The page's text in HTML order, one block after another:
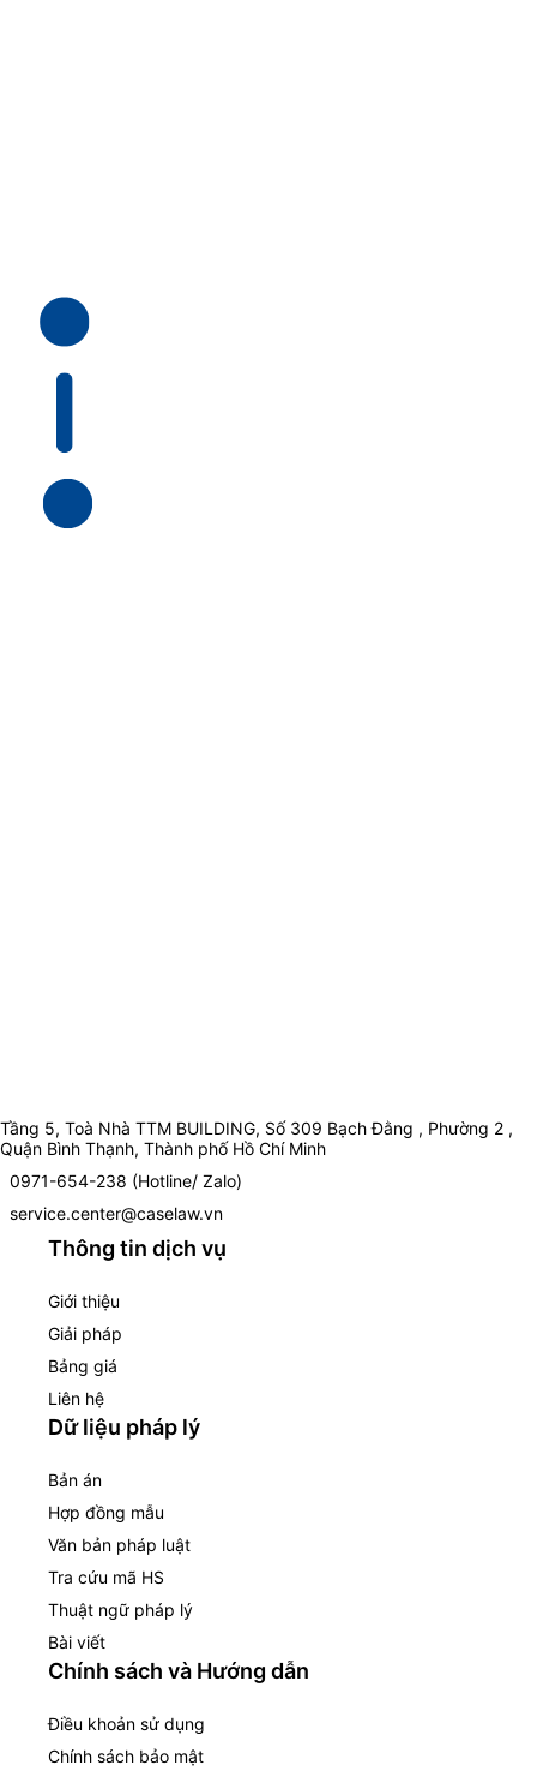
Tầng 5, Toà Nhà TTM BUILDING, Số 309 Bạch Đằng , Phường 2 ,
Quận Bình Thạnh, Thành phố Hồ Chí Minh
0971-654-238 (Hotline/ Zalo)
service.center@caselaw.vn
Thông tin dịch vụ
Giới thiệu
Giải pháp
Bảng giá
Liên hệ
Dữ liệu pháp lý
Bản án
Hợp đồng mẫu
Văn bản pháp luật
Tra cứu mã HS
Thuật ngữ pháp lý
Bài viết
Chính sách và Hướng dẫn
Điều khoản sử dụng
Chính sách bảo mật